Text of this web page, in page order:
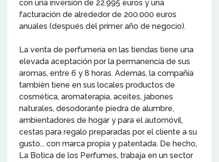
con una inversión de 22.995 euros y una
facturación de alrededor de 200.000 euros
anuales (después del primer año de negocio).
La venta de perfumería en las tiendas tiene una
elevada aceptación por la permanencia de sus
aromas, entre 6 y 8 horas. Además, la compañía
también tiene en sus locales productos de
cosmética, aromaterapia, aceites, jabones
naturales, desodorante piedra de alumbre,
ambientadores de hogar y para el automóvil,
cestas para regalo preparadas por el cliente a su
gusto... con marca propia y patentada. De hecho,
La Botica de los Perfumes, trabaja en un sector